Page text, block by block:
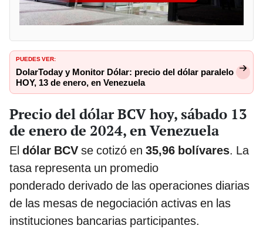
PUEDES VER:
DolarToday y Monitor Dólar: precio del dólar paralelo
HOY, 13 de enero, en Venezuela
Precio del dólar BCV hoy, sábado 13
de enero de 2024, en Venezuela
El dólar BCV se cotizó en 35,96 bolívares. La
tasa representa un promedio
ponderado derivado de las operaciones diarias
de las mesas de negociación activas en las
instituciones bancarias participantes.